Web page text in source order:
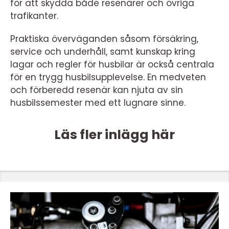
för att skydda både resenärer och övriga
trafikanter.
Praktiska överväganden såsom försäkring,
service och underhåll, samt kunskap kring
lagar och regler för husbilar är också centrala
för en trygg husbilsupplevelse. En medveten
och förberedd resenär kan njuta av sin
husbilssemester med ett lugnare sinne.
Läs fler inlägg här